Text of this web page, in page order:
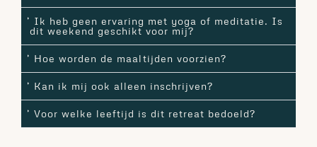
Ik heb geen ervaring met yoga of meditatie. Is
dit weekend geschikt voor mij?
Hoe worden de maaltijden voorzien?
Kan ik mij ook alleen inschrijven?
Voor welke leeftijd is dit retreat bedoeld?